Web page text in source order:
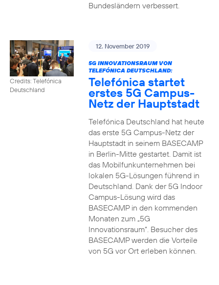
Bundesländern verbessert.
Credits: Telefónica
Deutschland
12. November 2019
5G INNOVATIONSRAUM VON
TELEFÓNICA DEUTSCHLAND:
Telefónica startet
erstes 5G Campus-
Netz der Hauptstadt
Telefónica Deutschland hat heute
das erste 5G Campus-Netz der
Hauptstadt in seinem BASECAMP
in Berlin-Mitte gestartet. Damit ist
das Mobilfunkunternehmen bei
lokalen 5G-Lösungen führend in
Deutschland. Dank der 5G Indoor
Campus-Lösung wird das
BASECAMP in den kommenden
Monaten zum „5G
Innovationsraum“. Besucher des
BASECAMP werden die Vorteile
von 5G vor Ort erleben können.